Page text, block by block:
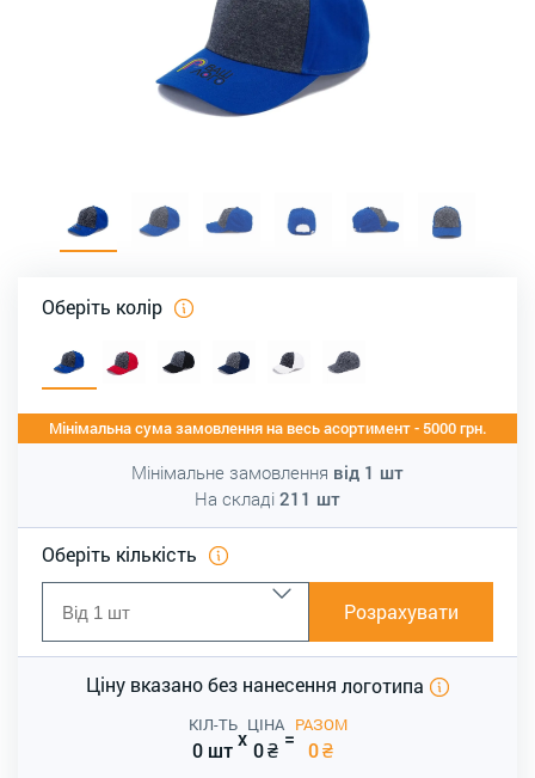
Оберіть колір
Мінімальна сума замовлення на весь асортимент - 5000 грн.
Мінімальне замовлення від 1 шт
На складі 211 шт
Оберіть кількість
Розрахувати
Ціну вказано без нанесення логотипа
КІЛ-ТЬ
0 штx
ЦІНА
0₴ =
РАЗОМ
0₴